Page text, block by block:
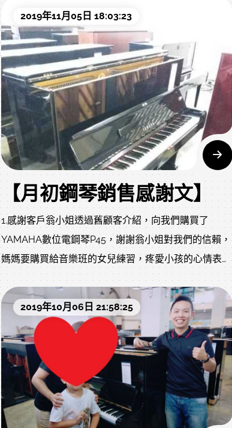
桃園市中壢區民族路三段86巷15號
避免您直接前來，沒人在或門沒開白跑一趟，請先來電
與小弟確認哦！
期待與您的見面哦！
2019年11月05日 18:03:23
【月初鋼琴銷售感謝文】
1.感謝客戶翁小姐透過舊顧客介紹，向我們購買了
YAMAHA數位電鋼琴P45，謝謝翁小姐對我們的信賴，
媽媽要購買給音樂班的女兒練習，疼愛小孩的心情表露
無遺。 2.感謝平鎮何小姐透過舊顧客介紹購買
YAMAHA U1中古鋼琴，小孩雖然剛初學不久，但何小
姐認為既然決定要讓小孩學琴，家裡一定要有工具練
習，感謝何小姐對我們的信賴及支持，我們會維持一貫
的服務態度以及提供最優質的商品給大家。 3.感謝致力
於教學多年的吳老師，為了讓學生學得更好，建議媽媽
需購買鋼琴而推薦了小弟，目前倉庫有快100台的琴，
老師細心的挑選出一台沈穩厚實的音色、靈敏的觸鍵給
2019年10月06日 21:58:25